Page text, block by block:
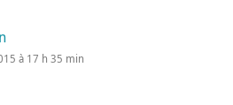
à 17 h 35 min